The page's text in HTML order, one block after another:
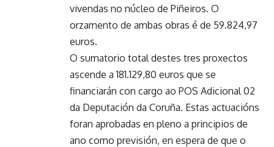
vivendas no núcleo de Piñeiros. O
orzamento de ambas obras é de 59.824,97
euros.
O sumatorio total destes tres proxectos
ascende a 181.129,80 euros que se
financiarán con cargo ao POS Adicional 02
da Deputación da Coruña. Estas actuacións
foran aprobadas en pleno a principios de
ano como previsión, en espera de que o